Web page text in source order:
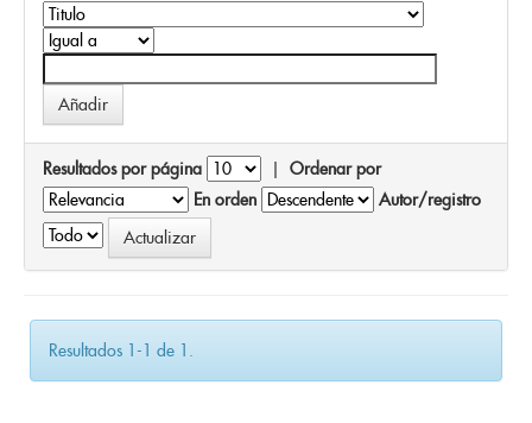
Resultados por página | Ordenar por
En orden
Autor/registro
Resultados 1-1 de 1.